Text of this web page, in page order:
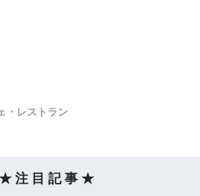
・レストラン
注 目 記 事 ★